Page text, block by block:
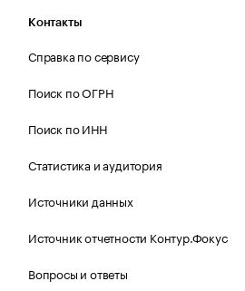
Контакты
Справка по сервису
Поиск по ОГРН
Поиск по ИНН
Статистика и аудитория
Источники данных
Источник отчетности Контур.Фокус
Вопросы и ответы